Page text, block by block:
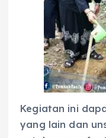
Kegiatan ini
yang lain dan